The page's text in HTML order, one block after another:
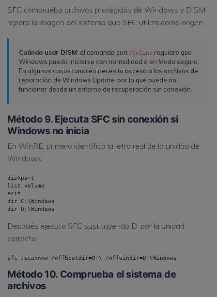
SFC comprueba archivos protegidos de Windows y DISM
repara la imagen del sistema que SFC utiliza como origen.
Cuándo usar DISM: el comando con /Online requiere que
Windows pueda iniciarse con normalidad o en Modo seguro.
En algunos casos también necesita acceso a los archivos de
reparación de Windows Update, por lo que puede no
funcionar desde un entorno de recuperación sin conexión.
Método 9. Ejecuta SFC sin conexión si
Windows no inicia
En WinRE, primero identifica la letra real de la unidad de
Windows:
diskpart
list volume
exit
dir C:\Windows
dir D:\Windows
Después ejecuta SFC sustituyendo D: por la unidad
correcta:
sfc /scannow /offbootdir=D:\ /offwindir=D:\Windows
Método 10. Comprueba el sistema de
archivos